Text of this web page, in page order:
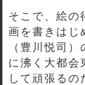
そこで、絵の
画を書きはじ
（豊川悦司
に沸く大都会
して頑張るの